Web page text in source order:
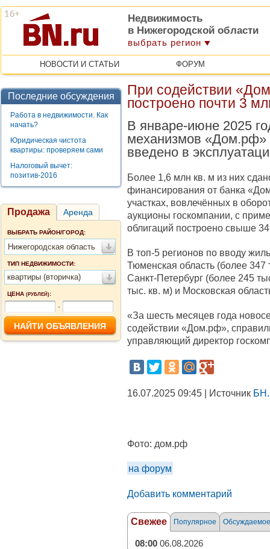
Недвижимость
в Нижегородской области
выбрать регион
НОВОСТИ И СТАТЬИ ФОРУМ
Последние обсуждения
Работа в недвижимости. Как
начать?
Юридическая чистота
квартиры: проверяем сами
Налоговый вычет:
позитив-2016
Продажа Аренда
ВЫБРАТЬ РАЙОН/ГОРОД:
Нижегородская область
ТИП НЕДВИЖИМОСТИ:
квартиры (вторичка)
ЦЕНА (РУБЛЕЙ):
-
При содействии
построено почти 3
В январе-июне 2025
механизмов «Дом.рф»
введено в
Более 1,6 млн кв. м из них
финансирования от банка
участках, вовлечённых в
аукционы госкомпании, с
облигаций построено свыше
В топ-5 регионов по вводу
Тюменская область (более
Санкт-Петербург (более 245
тыс. кв. м) и Московская
«За шесть месяцев года
содействии «Дом.рф»,
управляющий директор
16.07.2025 09:45 | Источник
Фото: дом.рф
на форум
Добавить комментарий
Свежее Популярное Обсуждаемое
08:00 06.08.2026